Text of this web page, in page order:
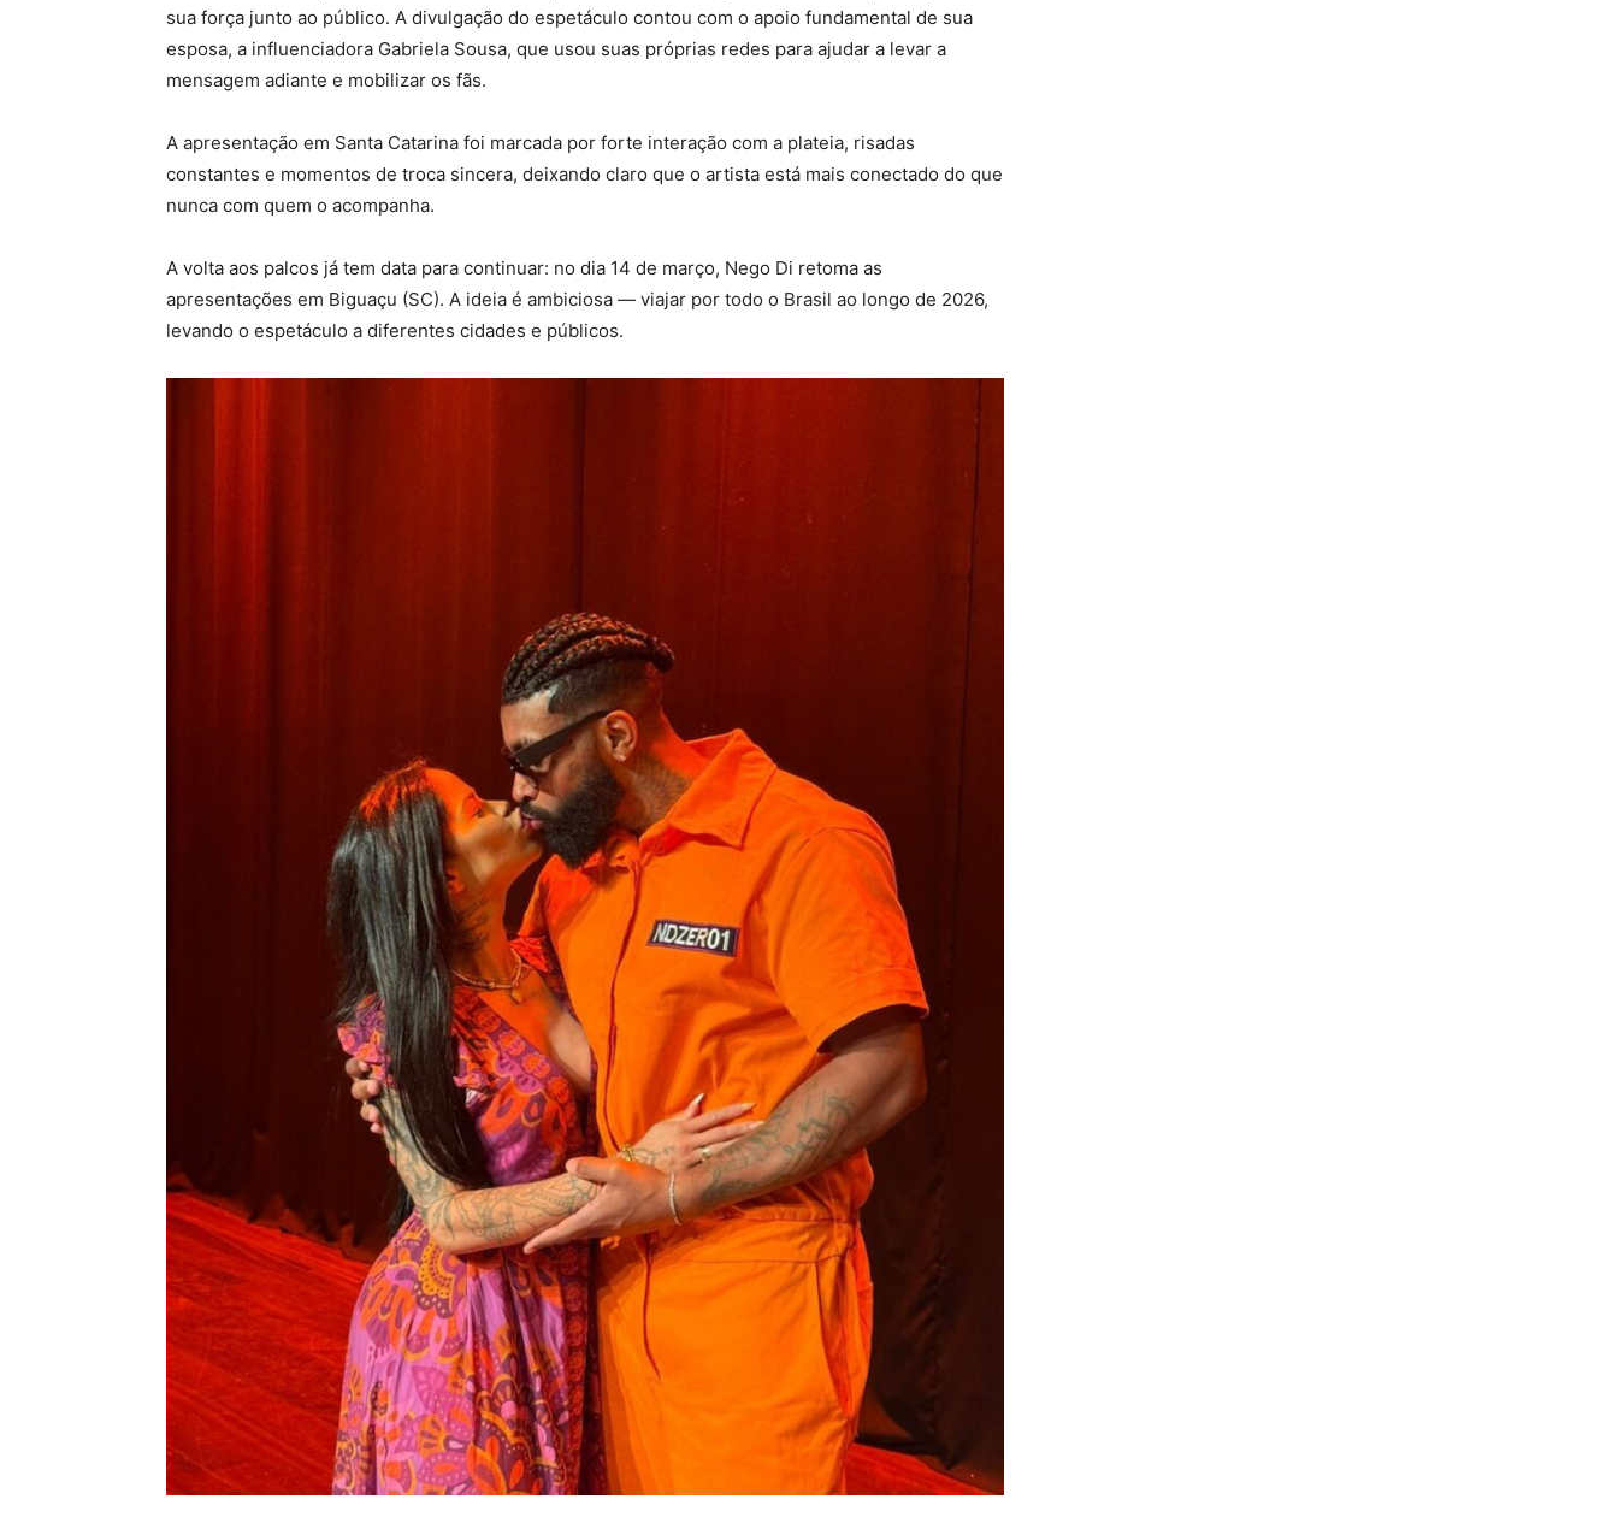
sua força junto ao público. A divulgação do espetáculo contou com o apoio fundamental de sua
esposa, a influenciadora Gabriela Sousa, que usou suas próprias redes para ajudar a levar a
mensagem adiante e mobilizar os fãs.
A apresentação em Santa Catarina foi marcada por forte interação com a plateia, risadas
constantes e momentos de troca sincera, deixando claro que o artista está mais conectado do que
nunca com quem o acompanha.
A volta aos palcos já tem data para continuar: no dia 14 de março, Nego Di retoma as
apresentações em Biguaçu (SC). A ideia é ambiciosa — viajar por todo o Brasil ao longo de 2026,
levando o espetáculo a diferentes cidades e públicos.